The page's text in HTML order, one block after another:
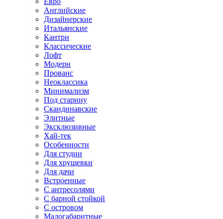
Английские
Дизайнерские
Итальянские
Кантри
Классические
Лофт
Модерн
Прованс
Неоклассика
Минимализм
Под старину
Скандинавские
Элитные
Эксклюзивные
Хай-тек
Особенности
Для студии
Для хрущевки
Для дачи
Встроенные
С антресолями
С барной стойкой
С островом
Малогабаритные